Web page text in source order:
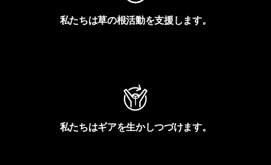
私たちは草の根活動を支援します。
私たちはギアを生かしつづけます。